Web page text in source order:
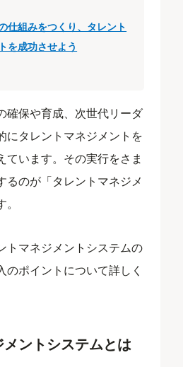
仕組みをつくり、タレント
を成功させよう
確保や育成、次世代リーダ
にタレントマネジメントを
ています。その実行をさま
るのが「タレントマネジメ
トマネジメントシステムの
のポイントについて詳しく
ントシステムとは